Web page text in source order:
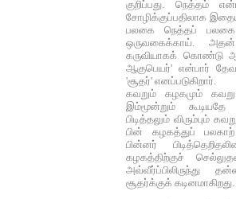
குறிப்பது. நெத்தம்
சோழிக்குப்பதிலாக
பலகை நெத்தப் பலகை
ஒருவகைக்காய்.
கருவியாகக் கொண்டு
ஆகுபெயர்' என்பார்
'சூதர்' எனப்படுகிறார்.
கவறும் கழகமும்
இம்மூன்றும்
பிடித்தலும் விரும்பும்
பின் கழகத்துப்
பின்னர்
கழகத்திற்குச்
அவ்வீர்ப்பிலிருந்து
சூதர்க்குக் கடினமாகிறது.